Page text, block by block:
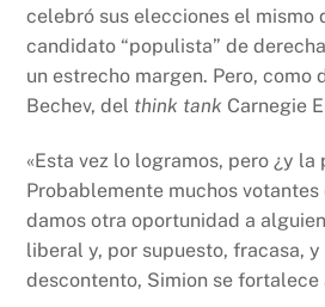
celebró sus elecciones el mismo
candidato “populista” de
un estrecho margen. Pero, como
Bechev, del think tank Carnegie
«Esta vez lo logramos, pero ¿y la
Probablemente muchos votantes
damos otra oportunidad a
liberal y, por supuesto, fracasa,
descontento, Simion se fortalece